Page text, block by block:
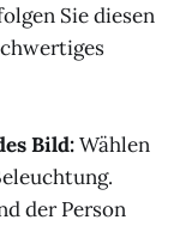
Sie diesen
Bild:Wählen
der Person